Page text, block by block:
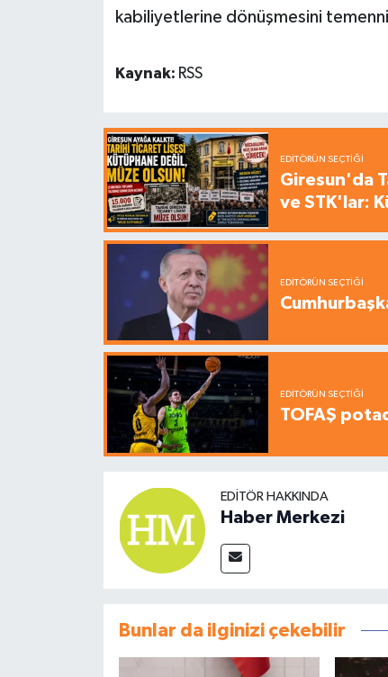
kabiliyetlerine dönüşmesini
Kaynak: RSS
EDITÖRÜN SEÇTIĞI
Giresun'da
ve STK'lar:
EDITÖRÜN SEÇTIĞI
EDITÖRÜN SEÇTIĞI
TOFAŞ
EDITÖR HAKKINDA
Haber Merkezi
Bunlar da ilginizi çekebilir